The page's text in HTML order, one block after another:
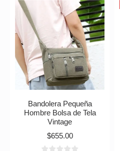
Bandolera Pequeña
Hombre Bolsa de Tela
Vintage
$655.00